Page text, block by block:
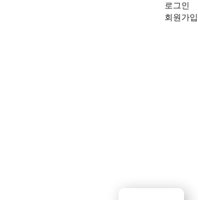
로그인
회원가입